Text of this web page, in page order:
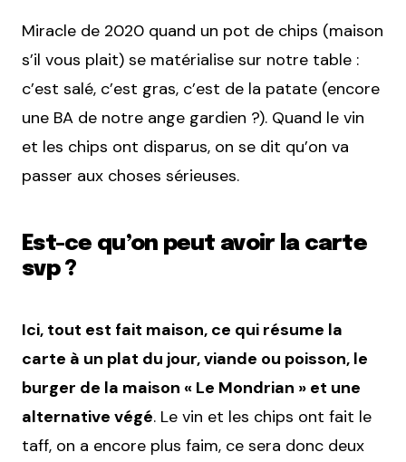
Miracle de 2020 quand un pot de chips (maison
s’il vous plait) se matérialise sur notre table :
c’est salé, c’est gras, c’est de la patate (encore
une BA de notre ange gardien ?). Quand le vin
et les chips ont disparus, on se dit qu’on va
passer aux choses sérieuses.
Est-ce qu’on peut avoir la carte
svp ?
Ici, tout est fait maison, ce qui résume la
carte à un plat du jour, viande ou poisson, le
burger de la maison « Le Mondrian » et une
alternative végé. Le vin et les chips ont fait le
taff, on a encore plus faim, ce sera donc deux